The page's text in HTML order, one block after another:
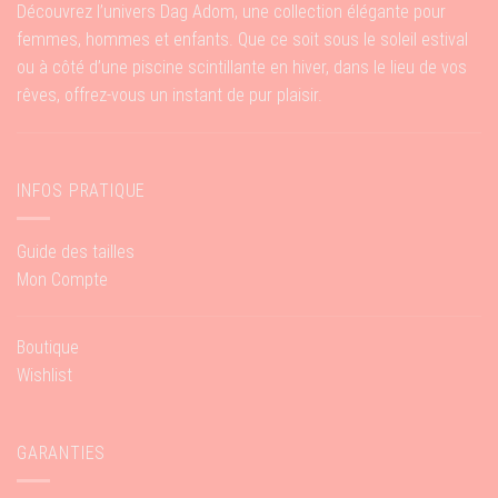
Découvrez l’univers Dag Adom, une collection élégante pour
femmes, hommes et enfants. Que ce soit sous le soleil estival
ou à côté d’une piscine scintillante en hiver, dans le lieu de vos
rêves, offrez-vous un instant de pur plaisir.
INFOS PRATIQUE
Guide des tailles
Mon Compte
Boutique
Wishlist
GARANTIES